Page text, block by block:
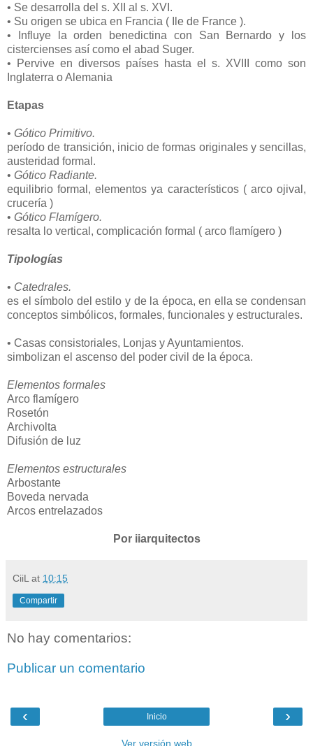
• Se desarrolla del s. XII al s. XVI.
• Su origen se ubica en Francia ( Ile de France ).
• Influye la orden benedictina con San Bernardo y los
cistercienses así como el abad Suger.
• Pervive en diversos países hasta el s. XVIII como son
Inglaterra o Alemania
Etapas
• Gótico Primitivo.
período de transición, inicio de formas originales y sencillas,
austeridad formal.
• Gótico Radiante.
equilibrio formal, elementos ya característicos ( arco ojival,
crucería )
• Gótico Flamígero.
resalta lo vertical, complicación formal ( arco flamígero )
Tipologías
• Catedrales.
es el símbolo del estilo y de la época, en ella se condensan
conceptos simbólicos, formales, funcionales y estructurales.
• Casas consistoriales, Lonjas y Ayuntamientos.
simbolizan el ascenso del poder civil de la época.
Elementos formales
Arco flamígero
Rosetón
Archivolta
Difusión de luz
Elementos estructurales
Arbostante
Boveda nervada
Arcos entrelazados
Por iiarquitectos
CiiL at 10:15
Compartir
No hay comentarios:
Publicar un comentario
‹ ›
Inicio
Ver versión web